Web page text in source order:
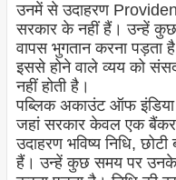
उनमें से उदाहरण
सरकार के नहीं हैं। उन्हें
वापस भुगतान करना पड़ता
इससे होने वाले व्यय को
नहीं होती है।
पब्लिक अकाउंट ऑफ
जहां सरकार केवल एक
उदाहरण भविष्य निधि,
हैं। उन्हें कुछ समय पर उनके